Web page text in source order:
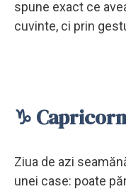
spune exact ce
cuvinte, ci prin
♑ Capricorn
Ziua de azi
unei case: poate